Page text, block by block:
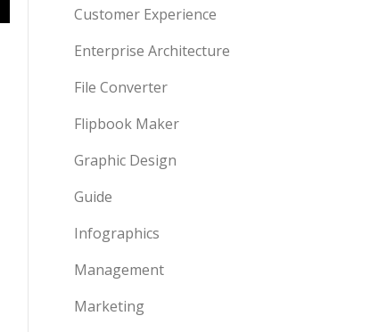
Customer Experience
Enterprise Architecture
File Converter
Flipbook Maker
Graphic Design
Guide
Infographics
Management
Marketing